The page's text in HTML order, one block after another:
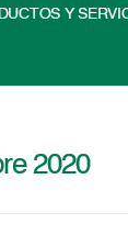
Y
2020